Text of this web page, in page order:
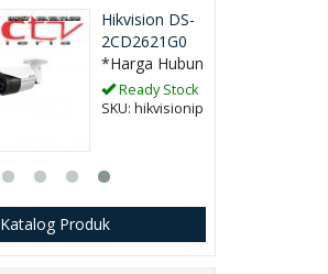
Hikvision DS-
2CD2621G0
*Harga Hubungi CS
Ready Stock
SKU: hikvisionipkamera
Katalog Produk